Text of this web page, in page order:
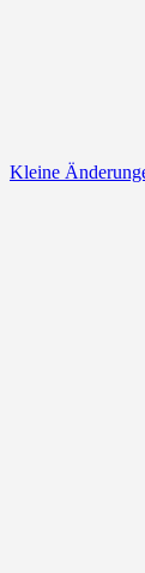
Kleine